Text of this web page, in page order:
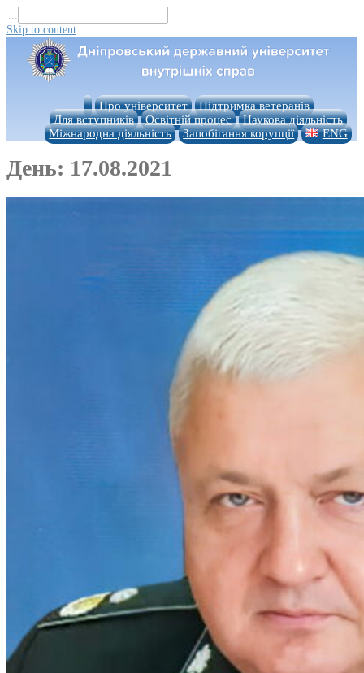
...
Skip to content
Про університет
Підтримка ветеранів
Для вступників
Освітній процес
Наукова діяльність
Міжнародна діяльність
Запобігання корупції ENG
День: 17.08.2021